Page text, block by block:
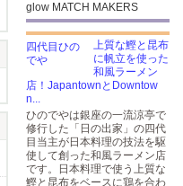
glow MATCH MAKERS
上質な鰹と昆布
に帆立を使った
和風ラーメン
店！JapantownとDowntow
n...
ひのでやは銀座の一流涼亭で
修行した「日の出家」の四代
目当主が日本料理の技法を駆
使して創った和風ラーメン店
です。日本料理で使う上質な
鰹と昆布をベースに鶏を合わ